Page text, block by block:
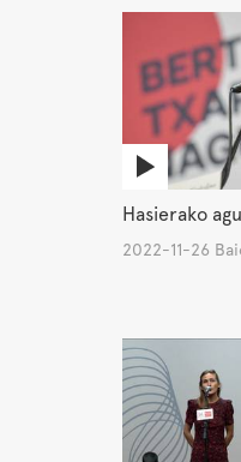
Hasierako
2022-11-26